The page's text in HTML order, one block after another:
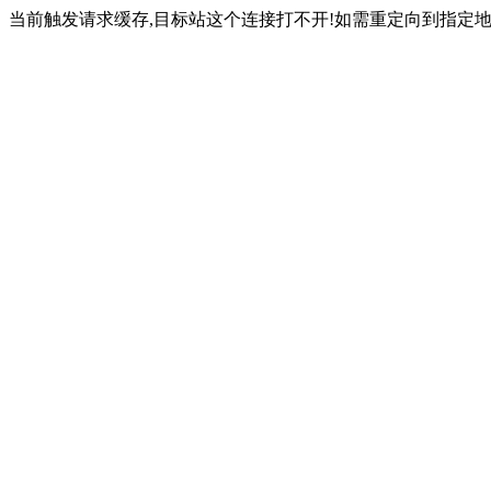
当前触发请求缓存,目标站这个连接打不开!如需重定向到指定